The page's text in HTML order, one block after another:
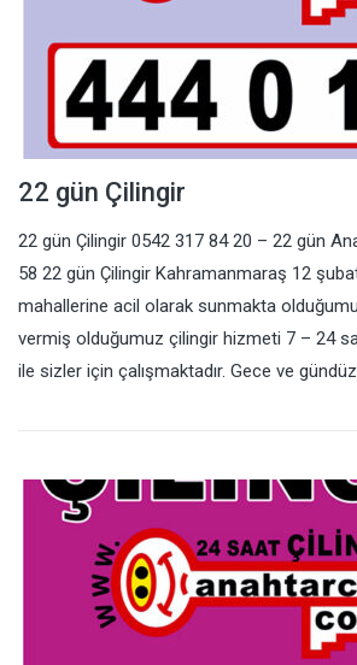
22 gün Çilingir
22 gün Çilingir 0542 317 84 20 – 22 gün
58 22 gün Çilingir Kahramanmaraş 12
mahallerine acil olarak sunmakta
vermiş olduğumuz çilingir hizmeti 7 – 24
ile sizler için çalışmaktadır. Gece ve